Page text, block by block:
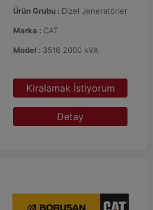
Ürün Grubu : Dizel Jeneratörler
Marka : CAT
Model : 3516 2000 kVA
Kiralamak İstiyorum
Detay